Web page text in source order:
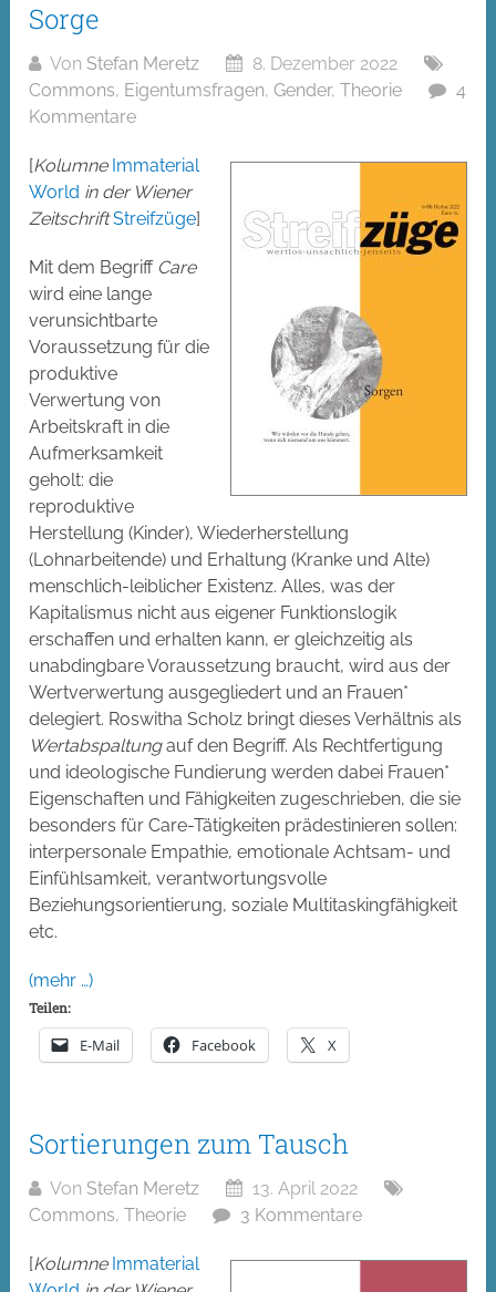
Sorge
Von Stefan Meretz
8. Dezember 2022
Commons, Eigentumsfragen,Gender,Theorie
4
Kommentare
[Kolumne Immaterial
World in der Wiener
Zeitschrift Streifzüge]
Mit dem Begriff Care
wird eine lange
verunsichtbarte
Voraussetzung für die
produktive
Verwertung von
Arbeitskraft in die
Aufmerksamkeit
geholt: die
reproduktive
Herstellung (Kinder), Wiederherstellung
(Lohnarbeitende) und Erhaltung (Kranke und Alte)
menschlich-leiblicher Existenz. Alles, was der
Kapitalismus nicht aus eigener Funktionslogik
erschaffen und erhalten kann, er gleichzeitig als
unabdingbare Voraussetzung braucht, wird aus der
Wertverwertung ausgegliedert und an Frauen*
delegiert. Roswitha Scholz bringt dieses Verhältnis als
Wertabspaltungauf den Begriff. Als Rechtfertigung
und ideologische Fundierung werden dabei Frauen*
Eigenschaften und Fähigkeiten zugeschrieben, die sie
besonders für Care-Tätigkeiten prädestinieren sollen:
interpersonale Empathie, emotionale Achtsam- und
Einfühlsamkeit, verantwortungsvolle
Beziehungsorientierung, soziale Multitaskingfähigkeit
etc.
(mehr …)
Teilen:
E-Mail Facebook X
Sortierungen zum Tausch
Von Stefan Meretz
13. April 2022
Commons,Theorie 3 Kommentare
[Kolumne Immaterial